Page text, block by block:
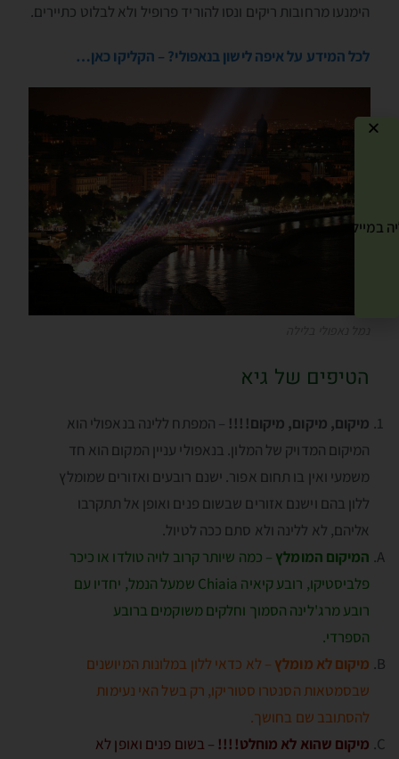
הימנעו מרחובות ריקים ונסו להוריד פרופיל ולא לבלוט כתיירים.
לכל המידע על איפה לישון בנאפולי? – הקליקו כאן…
הטיפים של גיא
מיקום, מיקום, מיקום!!!! – המפתח ללינה בנאפולי הוא
המיקום המדויק של המלון. בנאפולי עניין המקום הוא חד
משמעי ואין בו תחום אפור. ישנם רובעים ואזורים שמומלץ
ללון בהם וישנם אזורים שבשום פנים ואופן אל תתקרבו
אליהם, לא ללינה ולא סתם ככה לטיול.
המיקום המומלץ – כמה שיותר קרוב לויה טולדו או כיכר
פלביסטיקו, רובע קיאיה Chiaia שמעל הנמל, יחדיו עם
רובע מרג'לינה הסמוך וחלקים משוקמים ברובע
הספרדי.
מיקום לא מומלץ – לא כדאי ללון במלונות המיושנים
שבסמטאות הסנטרו סטוריקו, רק בשל האי נעימות
להסתובב שם בחושך.
מיקום שהוא לא מוחלט!!!! – בשום פנים ואופן לא
במייל שלך! »